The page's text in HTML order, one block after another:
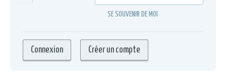
SE SOUVENIR DE MOI